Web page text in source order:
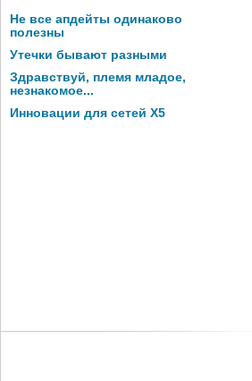
Не все апдейты одинаково
полезны
Утечки бывают разными
Здравствуй, племя младое,
незнакомое...
Инновации для сетей X5